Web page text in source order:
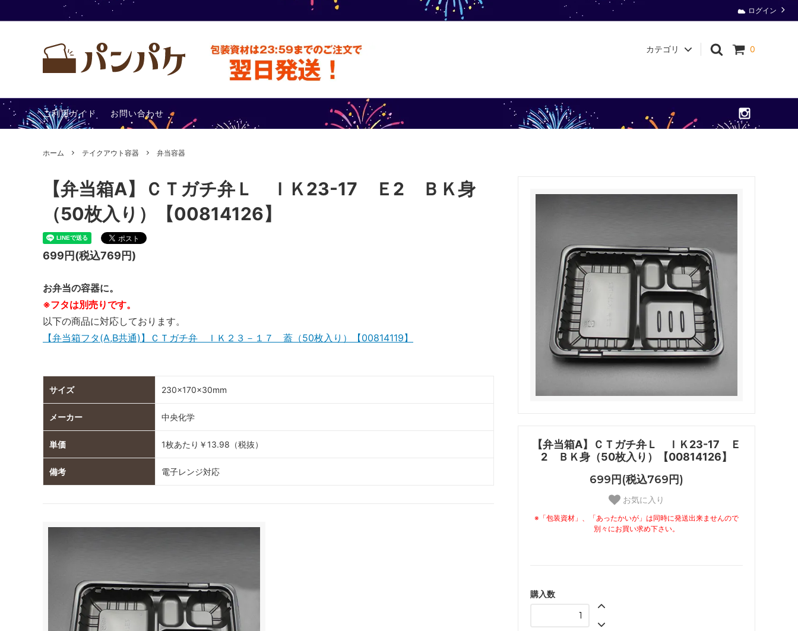
ログイン
0
カテゴリ
その他 あったかいが
ご利用ガイド お問い合わせ
ホーム テイクアウト容器 弁当容器
【弁当箱A】ＣＴガチ弁Ｌ ＩＫ23-17 Ｅ
2 ＢＫ身（50枚入り）【00814126】
699円(税込769円)
お気に入り
※「包装資材」、「あったかいが」は同時に発送出来ませんので
別々にお買い求め下さい。
購入数
【弁当箱A】ＣＴガチ弁Ｌ ＩＫ23-17 Ｅ2 ＢＫ身
（50枚入り）【00814126】
699円(税込769円)
お弁当の容器に。
※フタは別売りです。
以下の商品に対応しております。
【弁当箱フタ(A,B共通)】ＣＴガチ弁 ＩＫ２３－１７ 蓋（50枚入り）【00814119】
サイズ 230×170×30mm
メーカー 中央化学
単価 1枚あたり￥13.98（税抜）
備考 電子レンジ対応